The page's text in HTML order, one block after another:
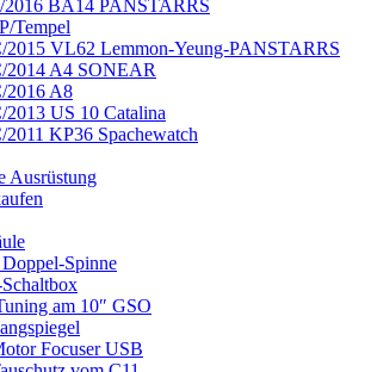
2016 BA14 PANSTARRS
Tempel
2015 VL62 Lemmon-Yeung-PANSTARRS
2014 A4 SONEAR
2016 A8
2013 US 10 Catalina
2011 KP36 Spachewatch
Ausrüstung
Spinne
am 10″ GSO
Focuser USB